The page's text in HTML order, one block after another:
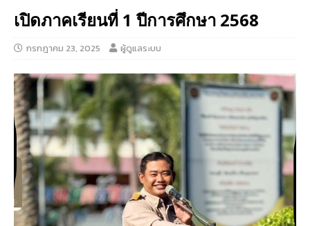
เปิดภาคเรียนที่ 1 ปีการศึกษา 2568
กรกฎาคม 23, 2025 ผู้ดูแลระบบ